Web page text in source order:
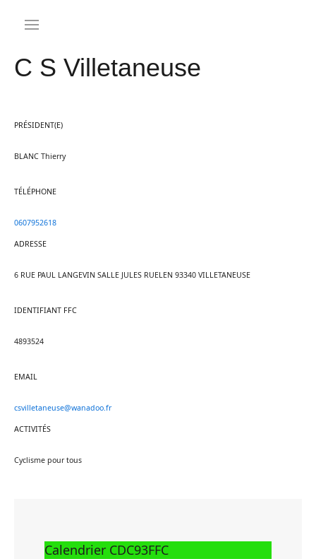
C S Villetaneuse
PRÉSIDENT(E)
BLANC Thierry
TÉLÉPHONE
0607952618
ADRESSE
6 RUE PAUL LANGEVIN SALLE JULES RUELEN 93340 VILLETANEUSE
IDENTIFIANT FFC
4893524
EMAIL
csvilletaneuse@wanadoo.fr
ACTIVITÉS
Cyclisme pour tous
Calendrier CDC93FFC